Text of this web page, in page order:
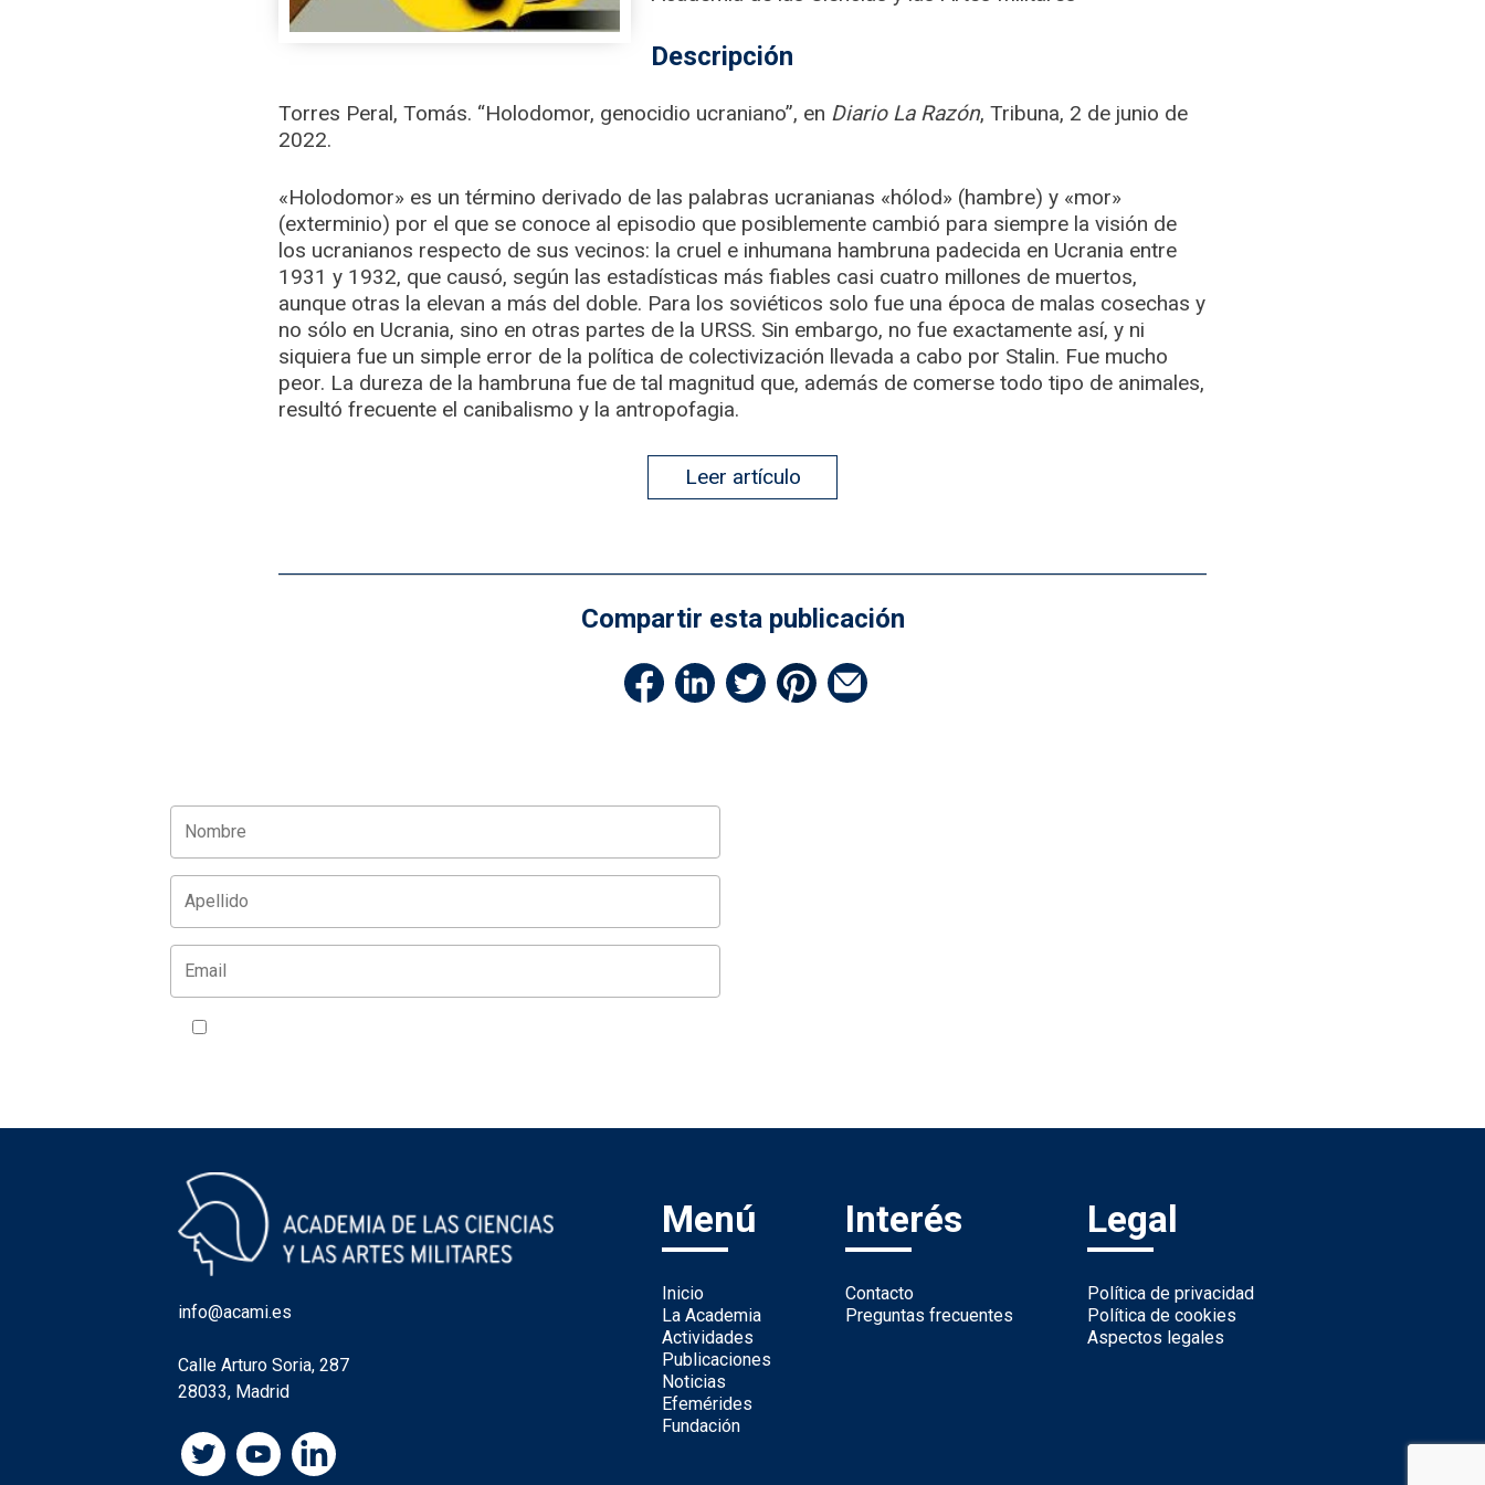
Descripción
Torres Peral, Tomás. “Holodomor, genocidio ucraniano”, en Diario La Razón, Tribuna, 2 de junio de
2022.
«Holodomor» es un término derivado de las palabras ucranianas «hólod» (hambre) y «mor»
(exterminio) por el que se conoce al episodio que posiblemente cambió para siempre la visión de
los ucranianos respecto de sus vecinos: la cruel e inhumana hambruna padecida en Ucrania entre
1931 y 1932, que causó, según las estadísticas más fiables casi cuatro millones de muertos,
aunque otras la elevan a más del doble. Para los soviéticos solo fue una época de malas cosechas y
no sólo en Ucrania, sino en otras partes de la URSS. Sin embargo, no fue exactamente así, y ni
siquiera fue un simple error de la política de colectivización llevada a cabo por Stalin. Fue mucho
peor. La dureza de la hambruna fue de tal magnitud que, además de comerse todo tipo de animales,
resultó frecuente el canibalismo y la antropofagia.
Leer artículo
Compartir esta publicación
info@acami.es
Calle Arturo Soria, 287
28033, Madrid
Menú
Inicio
La Academia
Actividades
Publicaciones
Noticias
Efemérides
Fundación
Interés
Contacto
Preguntas frecuentes
Legal
Política de privacidad
Política de cookies
Aspectos legales